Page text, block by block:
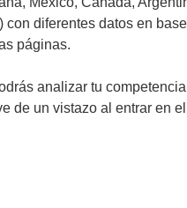
con diferentes datos en
páginas.
analizar tu
de un vistazo al entrar en el